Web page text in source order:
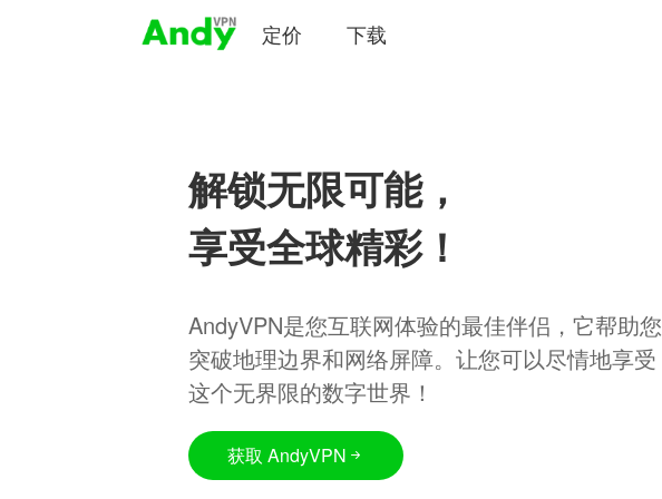
定价 下载
解锁无限可能，
享受全球精彩！
AndyVPN是您互联网体验的最佳伴侣，它帮助您
突破地理边界和网络屏障。让您可以尽情地享受
这个无界限的数字世界！
获取 AndyVPN